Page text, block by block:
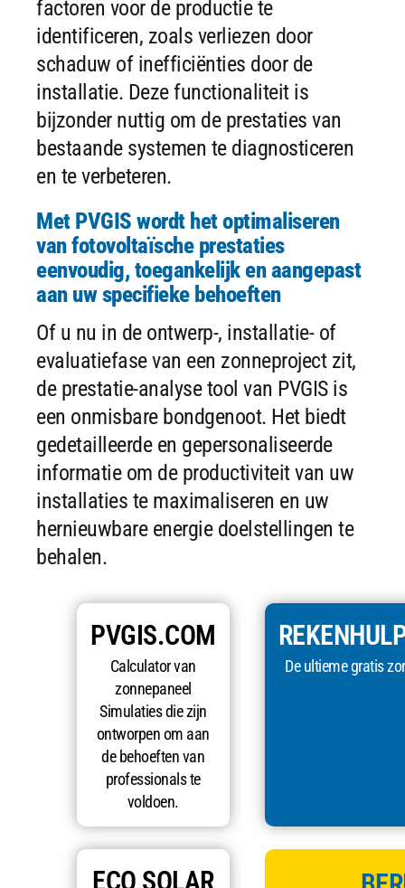
factoren voor de productie te
identificeren, zoals verliezen door
schaduw of inefficiënties door de
installatie. Deze functionaliteit is
bijzonder nuttig om de prestaties van
bestaande systemen te diagnosticeren
en te verbeteren.
Met PVGIS wordt het optimaliseren
van fotovoltaïsche prestaties
eenvoudig, toegankelijk en aangepast
aan uw specifieke behoeften
Of u nu in de ontwerp-, installatie- of
evaluatiefase van een zonneproject zit,
de prestatie-analyse tool van PVGIS is
een onmisbare bondgenoot. Het biedt
gedetailleerde en gepersonaliseerde
informatie om de productiviteit van uw
installaties te maximaliseren en uw
hernieuwbare energie doelstellingen te
behalen.
PVGIS.COM
Calculator van
zonnepaneel
Simulaties die zijn
ontworpen om aan
de behoeften van
professionals te
voldoen.
De ultieme gratis
ECO SOLAR